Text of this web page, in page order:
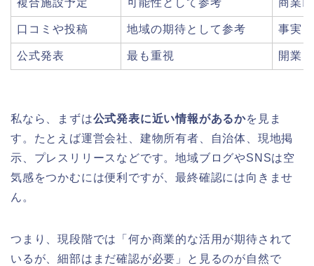
口コミや投稿 地域の期待として参考 事実
公式発表 最も重視 開業
私なら、まずは公式発表に近い情報があるかを見ま
す。たとえば運営会社、建物所有者、自治体、現地掲
示、プレスリリースなどです。地域ブログやSNSは空
気感をつかむには便利ですが、最終確認には向きませ
ん。
つまり、現段階では「何か商業的な活用が期待されて
いるが、細部はまだ確認が必要」と見るのが自然で